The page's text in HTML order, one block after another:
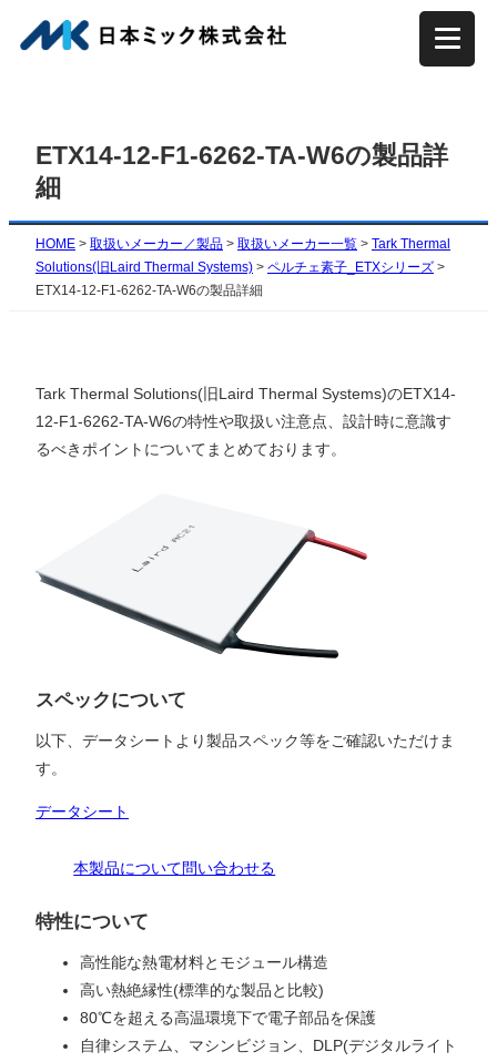
容
ETX14-12-F1-6262-TA-W6の製品詳
細
HOME > 取扱いメーカー／製品 > 取扱いメーカー一覧 > Tark Thermal
Solutions(旧Laird Thermal Systems) > ペルチェ素子_ETXシリーズ >
ETX14-12-F1-6262-TA-W6の製品詳細
Tark Thermal Solutions(旧Laird Thermal Systems)のETX14-
12-F1-6262-TA-W6の特性や取扱い注意点、設計時に意識す
るべきポイントについてまとめております。
スペックについて
以下、データシートより製品スペック等をご確認いただけま
す。
データシート
本製品について問い合わせる
特性について
高性能な熱電材料とモジュール構造
高い熱絶縁性(標準的な製品と比較)
80℃を超える高温環境下で電子部品を保護
自律システム、マシンビジョン、DLP(デジタルライト